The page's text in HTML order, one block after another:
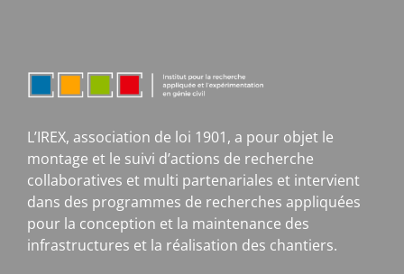
L’IREX, association de loi 1901, a pour objet le
montage et le suivi d’actions de recherche
collaboratives et multi partenariales et intervient
dans des programmes de recherches appliquées
pour la conception et la maintenance des
infrastructures et la réalisation des chantiers.